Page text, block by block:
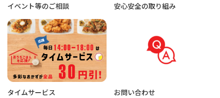
イベント等のご相談 安心安全の取り組み
タイムサービス お問い合わせ